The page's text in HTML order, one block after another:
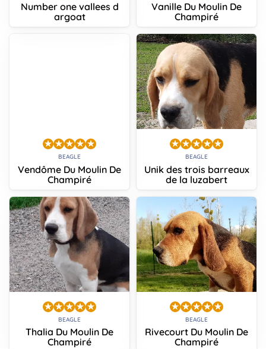
Number one vallees d
argoat
Vanille Du Moulin De
Champiré
BEAGLE
Vendôme Du Moulin De
Champiré
BEAGLE
Unik des trois barreaux
de la luzabert
BEAGLE
Thalia Du Moulin De
Champiré
BEAGLE
Rivecourt Du Moulin De
Champiré